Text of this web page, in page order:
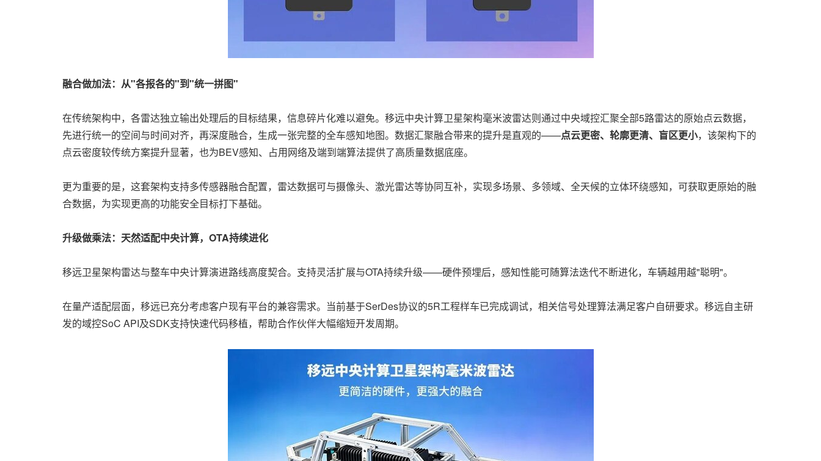
融合做加法：从"各报各的"到"统一拼图"
在传统架构中，各雷达独立输出处理后的目标结果，信息碎片化难以避免。移远中央计算卫星架构毫米波雷达则通过中央域控汇聚全部5路雷达的原始点云数据，
先进行统一的空间与时间对齐，再深度融合，生成一张完整的全车感知地图。数据汇聚融合带来的提升是直观的——点云更密、轮廓更清、盲区更小，该架构下的
点云密度较传统方案提升显著，也为BEV感知、占用网络及端到端算法提供了高质量数据底座。
更为重要的是，这套架构支持多传感器融合配置，雷达数据可与摄像头、激光雷达等协同互补，实现多场景、多领域、全天候的立体环绕感知，可获取更原始的融
合数据，为实现更高的功能安全目标打下基础。
升级做乘法：天然适配中央计算，OTA持续进化
移远卫星架构雷达与整车中央计算演进路线高度契合。支持灵活扩展与OTA持续升级——硬件预埋后，感知性能可随算法迭代不断进化，车辆越用越"聪明"。
在量产适配层面，移远已充分考虑客户现有平台的兼容需求。当前基于SerDes协议的5R工程样车已完成调试，相关信号处理算法满足客户自研要求。移远自主研
发的域控SoC API及SDK支持快速代码移植，帮助合作伙伴大幅缩短开发周期。